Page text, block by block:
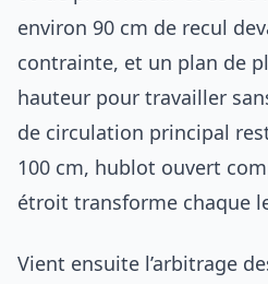
environ 90 cm de recul
contrainte, et un plan de
hauteur pour travailler
de circulation principal
100 cm, hublot ouvert
étroit transforme chaque
Vient ensuite l’arbitrage